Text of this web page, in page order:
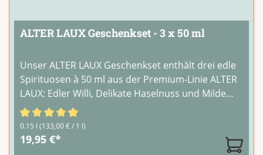
ALTER LAUX Geschenkset - 3 x 50 ml
Unser ALTER LAUX Geschenkset enthält drei edle
Spirituosen à 50 ml aus der Premium-Linie ALTER
LAUX: Edler Willi, Delikate Haselnuss und Milde
Marille. Feine Brände und Liköre in
handwerklicher Qualität – ein Geschenk für
Kenner und Genießer.Die drei kleinen Flaschen...
Durchschnittliche Bewertung von 4.67 von 5 Sternen
0.15 l (133,00 € / 1 l)
19,95 €*